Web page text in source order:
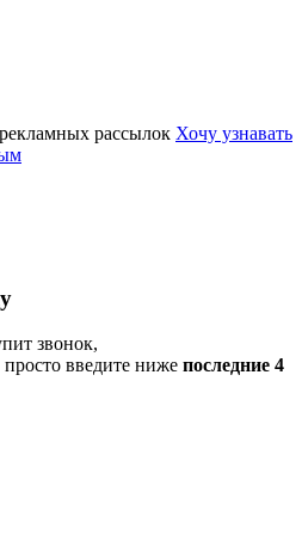
рассылок Хочу узнавать
звонок,
введите ниже последние 4